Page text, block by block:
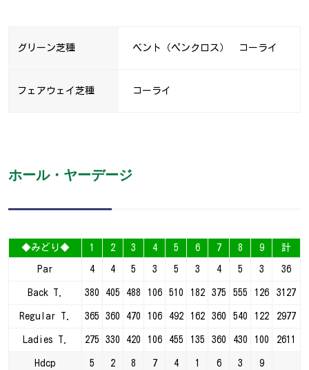
グリーン芝種 ベント（ペンクロス） コーライ
フェアウェイ芝種 コーライ
ホール・ヤーデージ
◆みどり◆ 1 2 3 4 5 6 7 8 9 計
Par 4 4 5 3 5 3 4 5 3 36
Back T. 380 405 488 106 510 182 375 555 126 3127
Regular T. 365 360 470 106 492 162 360 540 122 2977
Ladies T. 275 330 420 106 455 135 360 430 100 2611
Hdcp 5 2 8 7 4 1 6 3 9